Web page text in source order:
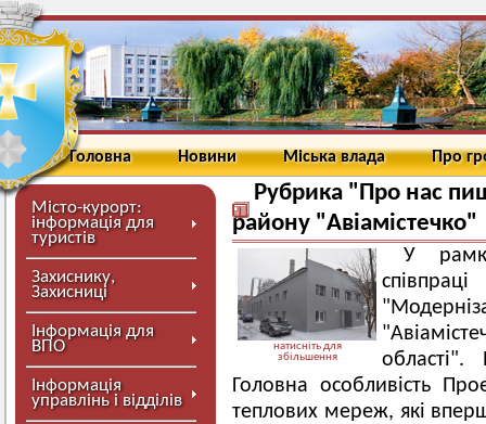
Головна Новини Міська влада Про
Місто-курорт:
інформація для
туристів
Захиснику,
Захисниці
Інформація для
ВПО
Інформація
управлінь і відділів
Рубрика "Про нас
району "Авіамістечко"
натисніть для
збільшення
У
Головна особливість
теплових мереж, які